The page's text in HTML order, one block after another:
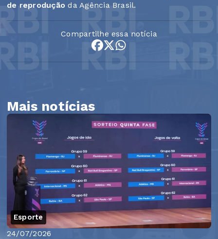
de reprodução da Agência Brasil.
Compartilhe essa notícia
Mais notícias
Esporte
24/07/2026